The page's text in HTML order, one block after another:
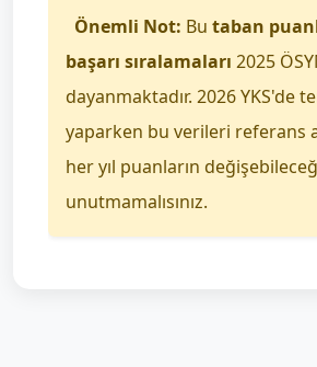
Önemli Not: Bu taban
başarı sıralamaları 2025
dayanmaktadır. 2026 YKS'de
yaparken bu verileri referans
her yıl puanların
unutmamalısınız.